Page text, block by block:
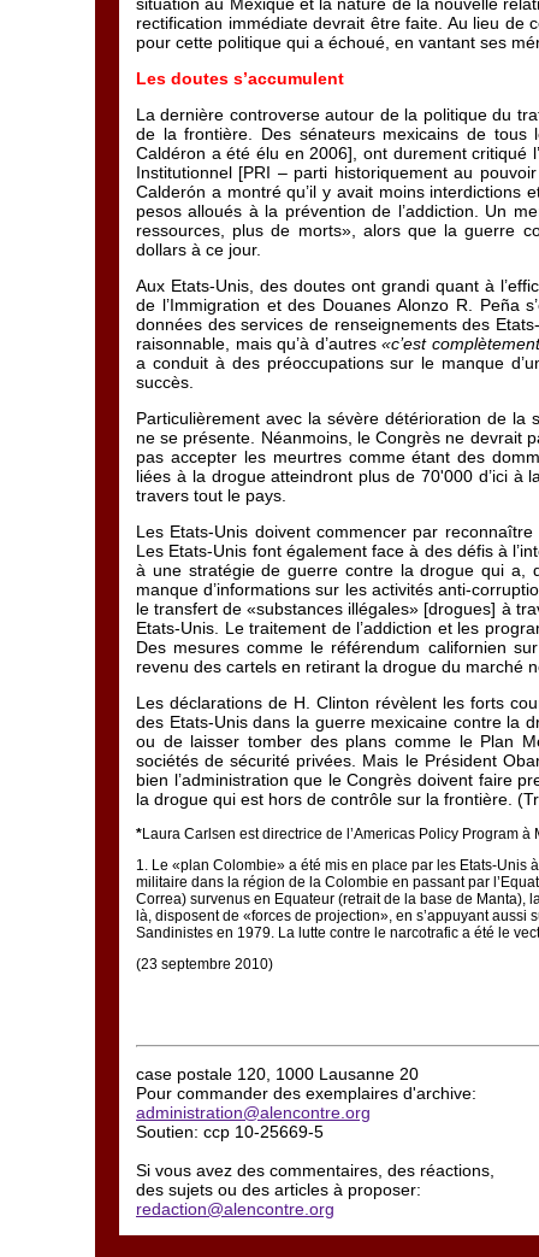
rectification immédiate devrait être faite. Au lieu de
pour cette politique qui a échoué, en vantant ses
Les doutes s’accumulent
La dernière controverse autour de la politique du
de la frontière. Des sénateurs mexicains de tous
Caldéron a été élu en 2006], ont durement critiqué
Institutionnel [PRI – parti historiquement au
Calderón a montré qu’il y avait moins interdictions
pesos alloués à la prévention de l’addiction. Un
ressources, plus de morts», alors que la guerre
dollars à ce jour.
Aux Etats-Unis, des doutes ont grandi quant à
de l’Immigration et des Douanes Alonzo R. Peña
données des services de renseignements des
raisonnable, mais qu’à d’autres«c’est
a conduit à des préoccupations sur le manque
succès.
Particulièrement avec la sévère détérioration de la
ne se présente. Néanmoins, le Congrès ne devrait
pas accepter les meurtres comme étant des
liées à la drogue atteindront plus de 70'000 d’ici
travers tout le pays.
Les Etats-Unis doivent commencer par
Les Etats-Unis font également face à des défis à
à une stratégie de guerre contre la drogue qui a,
manque d’informations sur les activités anti-
le transfert de «substances illégales» [drogues] à
Etats-Unis. Le traitement de l’addiction et les
Des mesures comme le référendum californien
revenu des cartels en retirant la drogue du marché
Les déclarations de H. Clinton révèlent les forts
des Etats-Unis dans la guerre mexicaine contre la
ou de laisser tomber des plans comme le Plan
sociétés de sécurité privées. Mais le Président
bien l’administration que le Congrès doivent faire
la drogue qui est hors de contrôle sur la frontière.
*Laura Carlsen est directrice de l’Americas Policy Program à
1. Le «plan Colombie» a été mis en place par les Etats-Unis
militaire dans la région de la Colombie en passant par
Correa) survenus en Equateur (retrait de la base de Manta),
là, disposent de «forces de projection», en s’appuyant
Sandinistes en 1979. La lutte contre le narcotrafic a été le
(23 septembre 2010)
case postale 120, 1000 Lausanne 20
Pour commander des exemplaires d'archive:
administration@alencontre.org
Soutien: ccp 10-25669-5
Si vous avez des commentaires, des réactions,
des sujets ou des articles à proposer:
redaction@alencontre.org